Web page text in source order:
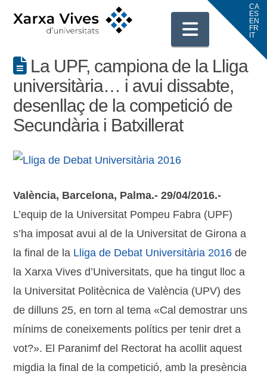
La UPF, campiona de la Lliga
universitària… i avui dissabte,
desenllaç de la competició de
Secundària i Batxillerat
València, Barcelona, Palma.- 29/04/2016.-
L’equip de la Universitat Pompeu Fabra (UPF)
s’ha imposat avui al de la Universitat de Girona a
la final de la Lliga de Debat Universitària 2016 de
la Xarxa Vives d’Universitats, que ha tingut lloc a
la Universitat Politècnica de València (UPV) des
de dilluns 25, en torn al tema «Cal demostrar uns
mínims de coneixements polítics per tenir dret a
vot?». El Paranimf del Rectorat ha acollit aquest
migdia la final de la competició, amb la presència